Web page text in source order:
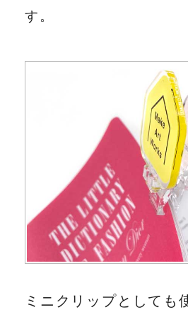
す。
ミニクリップとしても